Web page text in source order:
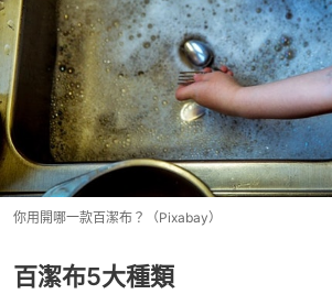
你用開哪一款百潔布？（Pixabay）
百潔布5大種類